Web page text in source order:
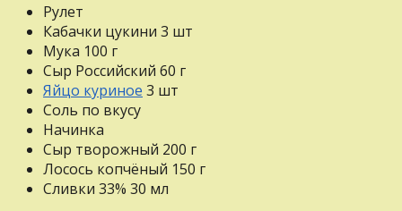
Рулет
Кабачки цукини 3 шт
Мука 100 г
Сыр Российский 60 г
Яйцо куриное 3 шт
Соль по вкусу
Начинка
Сыр творожный 200 г
Лосось копчёный 150 г
Сливки 33% 30 мл